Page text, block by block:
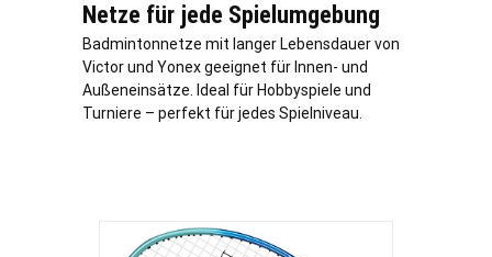
Netze für jede Spielumgebung
Badmintonnetze mit langer Lebensdauer von
Victor und Yonex geeignet für Innen- und
Außeneinsätze. Ideal für Hobbyspiele und
Turniere – perfekt für jedes Spielniveau.